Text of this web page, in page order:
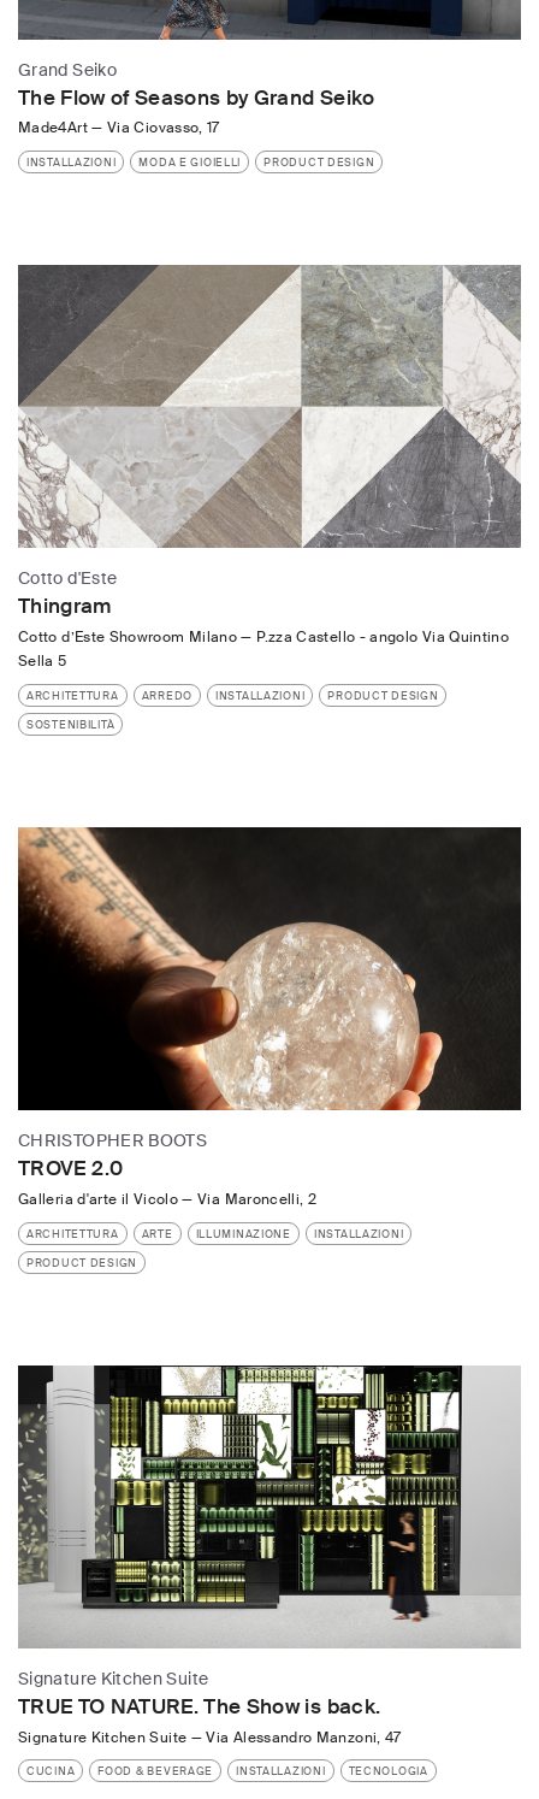
Grand Seiko
The Flow of Seasons by Grand Seiko
Made4Art— Via Ciovasso, 17
INSTALLAZIONI MODA E GIOIELLI PRODUCT DESIGN
Cotto d'Este
Thingram
Cotto d’Este Showroom Milano— P.zza Castello - angolo Via Quintino
Sella 5
ARCHITETTURA ARREDO INSTALLAZIONI
PRODUCT DESIGN
SOSTENIBILITÀ
CHRISTOPHER BOOTS
TROVE 2.0
Galleria d'arte il Vicolo—Via Maroncelli, 2
ARCHITETTURA ARTE ILLUMINAZIONE
INSTALLAZIONI
PRODUCT DESIGN
Signature Kitchen Suite
TRUE TO NATURE. The Show is back.
Signature Kitchen Suite —Via Alessandro Manzoni, 47
CUCINA FOOD & BEVERAGE INSTALLAZIONI TECNOLOGIA